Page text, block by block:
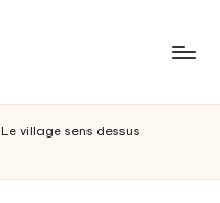
Le village sens dessus